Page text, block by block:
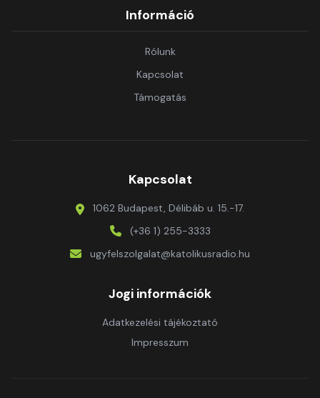
Információ
Rólunk
Kapcsolat
Támogatás
Kapcsolat
1062 Budapest, Délibáb u. 15.-17.
(+36 1) 255-3333
ugyfelszolgalat@katolikusradio.hu
Jogi információk
Adatkezelési tájékoztató
Impresszum